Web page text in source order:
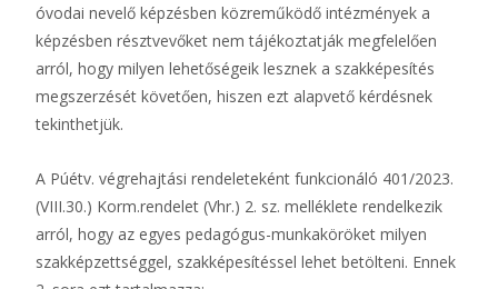
óvodai nevelő képzésben közreműködő intézmények a
képzésben résztvevőket nem tájékoztatják megfelelően
arról, hogy milyen lehetőségeik lesznek a szakképesítés
megszerzését követően, hiszen ezt alapvető kérdésnek
tekinthetjük.
A Púétv. végrehajtási rendeleteként funkcionáló 401/2023.
(VIII.30.) Korm.rendelet (Vhr.) 2. sz. melléklete rendelkezik
arról, hogy az egyes pedagógus-munkaköröket milyen
szakképzettséggel, szakképesítéssel lehet betölteni. Ennek